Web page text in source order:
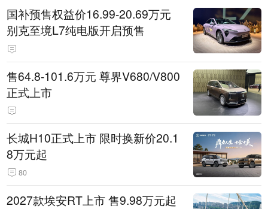
国补预售权益价16.99-20.69万元
别克至境L7纯电版开启预售
售64.8-101.6万元 尊界V680/V800
正式上市
长城H10正式上市 限时换新价20.1
8万元起
80
2027款埃安RT上市 售9.98万元起